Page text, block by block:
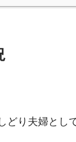
どり夫婦とし